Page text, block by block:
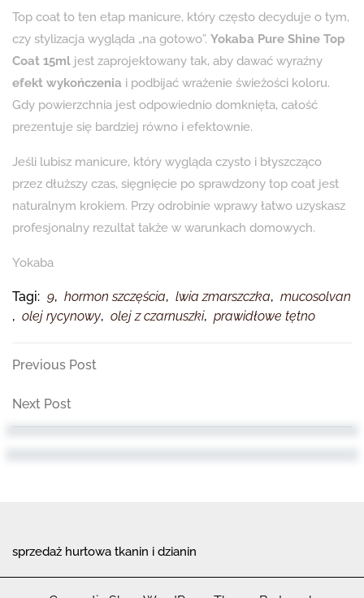
Top coat to ten etap manicure, który często decyduje o tym,
czy stylizacja wygląda „na gotowo”. Yokaba Pure Shine Top
Coat 15ml jest zaprojektowany tak, aby dawać wyraźny
efekt wykończenia i podbijać wrażenie świeżości koloru.
Gdy powierzchnia jest odpowiednio domknięta, całość
prezentuje się bardziej równo i efektownie.
Jeśli lubisz manicure, który wygląda czysto i błyszcząco
przez dłuższy czas, sięgnięcie po sprawdzony top coat jest
naturalnym krokiem. Przy odrobinie wprawy łatwo uzyskasz
profesjonalny rezultat także w warunkach domowych.
Yokaba
Tagi: 9, hormon szczęścia, lwia zmarszczka, mucosolvan
, olej rycynowy, olej z czarnuszki, prawidłowe tętno
Nawigacja
wpisu
Previous
Previous Post
Next
Post
Next Post
sprzedaż hurtowa tkanin i dzianin